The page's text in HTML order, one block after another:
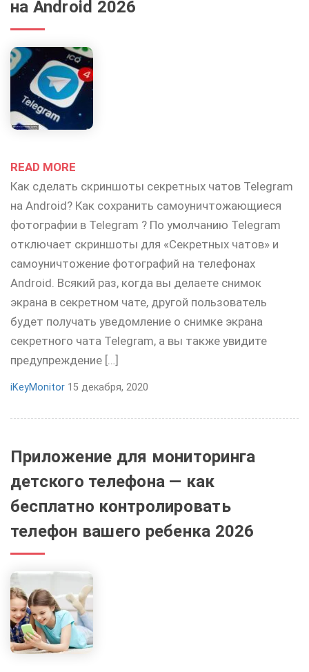
на Android 2026
READ MORE
Как сделать скриншоты секретных чатов Telegram
на Android? Как сохранить самоуничтожающиеся
фотографии в Telegram ? По умолчанию Telegram
отключает скриншоты для «Секретных чатов» и
самоуничтожение фотографий на телефонах
Android. Всякий раз, когда вы делаете снимок
экрана в секретном чате, другой пользователь
будет получать уведомление о снимке экрана
секретного чата Telegram, а вы также увидите
предупреждение […]
iKeyMonitor 15 декабря, 2020
Приложение для мониторинга
детского телефона — как
бесплатно контролировать
телефон вашего ребенка 2026